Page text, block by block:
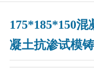
175*185*150
凝土抗渗试模